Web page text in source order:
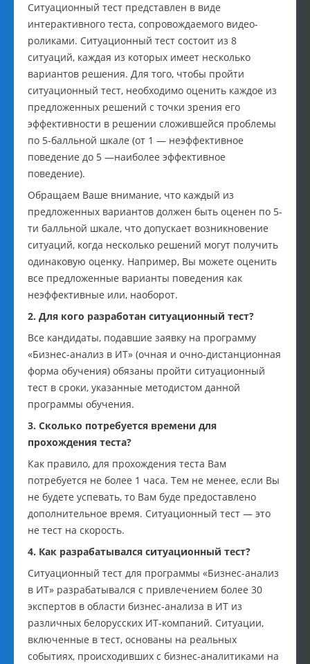
Ситуационный тест представлен в виде
интерактивного теста, сопровождаемого видео-
роликами. Ситуационный тест состоит из 8
ситуаций, каждая из которых имеет несколько
вариантов решения. Для того, чтобы пройти
ситуационный тест, необходимо оценить каждое из
предложенных решений с точки зрения его
эффективности в решении сложившейся проблемы
по 5-балльной шкале (от 1 — неэффективное
поведение до 5 —наиболее эффективное
поведение).
Обращаем Ваше внимание, что каждый из
предложенных вариантов должен быть оценен по 5-
ти балльной шкале, что допускает возникновение
ситуаций, когда несколько решений могут получить
одинаковую оценку. Например, Вы можете оценить
все предложенные варианты поведения как
неэффективные или, наоборот.
2. Для кого разработан ситуационный тест?
Все кандидаты, подавшие заявку на программу
«Бизнес-анализ в ИТ» (очная и очно-дистанционная
форма обучения) обязаны пройти ситуационный
тест в сроки, указанные методистом данной
программы обучения.
3. Сколько потребуется времени для
прохождения теста?
Как правило, для прохождения теста Вам
потребуется не более 1 часа. Тем не менее, если Вы
не будете успевать, то Вам буде предоставлено
дополнительное время. Ситуационный тест — это
не тест на скорость.
4. Как разрабатывался ситуационный тест?
Ситуационный тест для программы «Бизнес-анализ
в ИТ» разрабатывался с привлечением более 30
экспертов в области бизнес-анализа в ИТ из
различных белорусских ИТ-компаний. Ситуации,
включенные в тест, основаны на реальных
событиях, происходивших с бизнес-аналитиками на